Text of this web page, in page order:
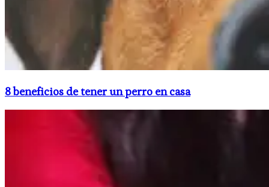
8 beneficios de tener un perro en casa